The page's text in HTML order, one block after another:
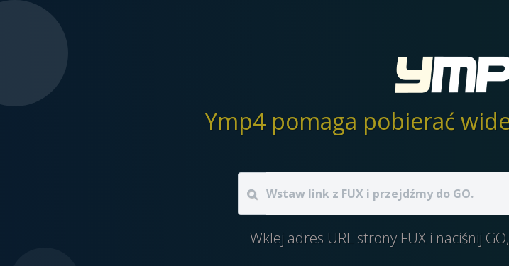
Ymp4 pomaga pobierać
Wklej adres URL strony FUX i naciśnij